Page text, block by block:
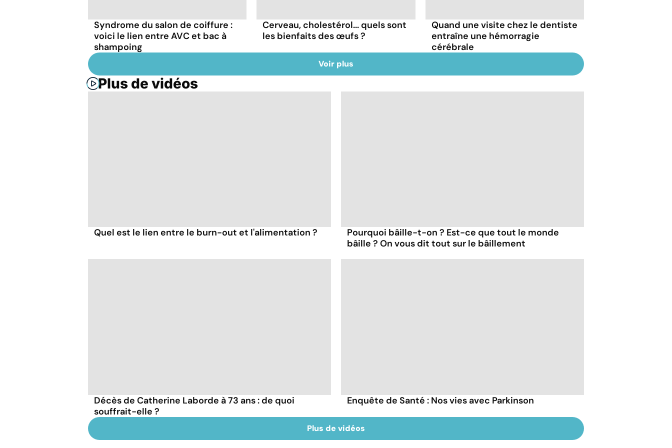
Syndrome du salon de coiffure :
voici le lien entre AVC et bac à
shampoing
Cerveau, cholestérol... quels sont
les bienfaits des œufs ?
Quand une visite chez le dentiste
entraîne une hémorragie
cérébrale
Voir plus
Plus de vidéos
Quel est le lien entre le burn-out et l'alimentation ?
Pourquoi bâille-t-on ? Est-ce que tout le monde
bâille ? On vous dit tout sur le bâillement
Décès de Catherine Laborde à 73 ans : de quoi
souffrait-elle ?
Enquête de Santé : Nos vies avec Parkinson
Plus de vidéos